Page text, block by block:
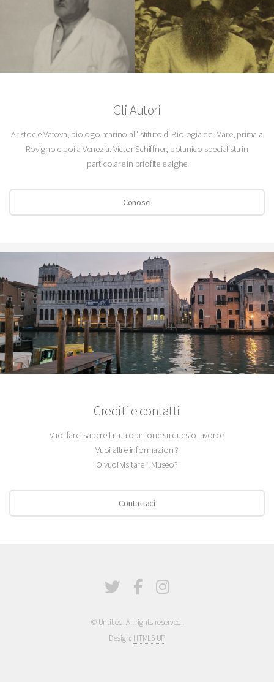
Gli Autori
Aristocle Vatova, biologo marino all'Istituto di Biologia del Mare, prima a
Rovigno e poi a Venezia. Victor Schiffner, botanico specialista in
particolare in briofite e alghe
Conosci
Crediti e contatti
Vuoi farci sapere la tua opinione su questo lavoro?
Vuoi altre informazioni?
O vuoi visitare il Museo?
Contattaci
© Untitled. All rights reserved.
Design: HTML5 UP